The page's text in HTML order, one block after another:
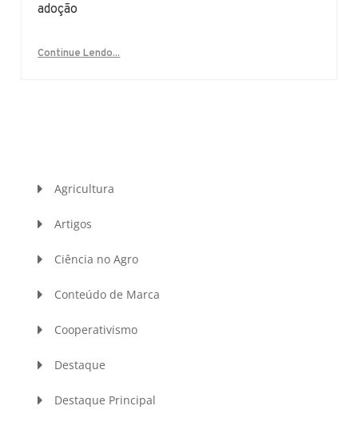
adoção
Continue Lendo...
Agricultura
Artigos
Ciência no Agro
Conteúdo de Marca
Cooperativismo
Destaque
Destaque Principal